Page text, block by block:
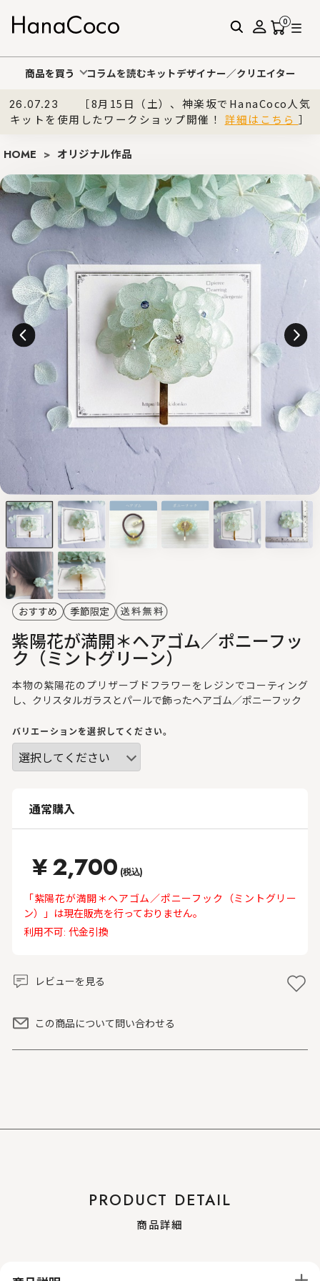
0
商品を買う コラムを読むキットデザイナー／クリエイター
26.07.23
［8月15日（土）、神楽坂でHanaCoco人気
キットを使用したワークショップ開催！ 詳細はこちら ］
HOME > オリジナル作品
紫陽花が満開＊ヘアゴム／ポニーフッ
ク（ミントグリーン）
本物の紫陽花のプリザーブドフラワーをレジンでコーティング
し、クリスタルガラスとパールで飾ったヘアゴム／ポニーフック
バリエーションを選択してください。
通常購入
¥2,700 (税込)
「紫陽花が満開＊ヘアゴム／ポニーフック（ミントグリー
ン）」は現在販売を行っておりません。
利用不可: 代金引換
レビューを見る
この商品について問い合わせる
PRODUCT DETAIL
商品詳細